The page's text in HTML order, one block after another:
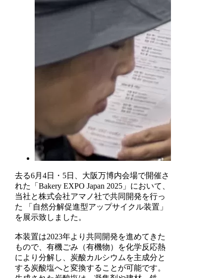
去る6月4日・5日、大阪万博内会場で開催さ
れた「Bakery EXPO Japan 2025」において、
当社と株式会社アマノ社で共同開発を行っ
た 「自然分解促進型アップサイクル装置」
を展示致しました。
本装置は2023年より共同開発を進めてきた
もので、有機ごみ（有機物）を化学反応熱
により分解し、炭酸カルシウムを主成分と
する炭酸塩へと変換することが可能です。